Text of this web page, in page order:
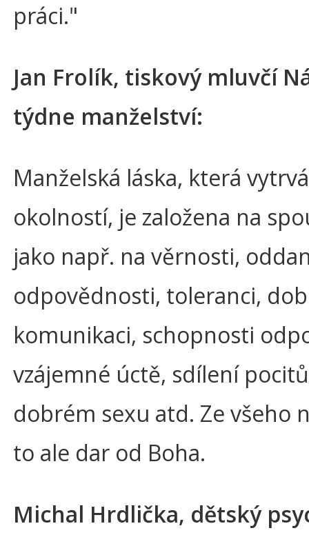
práci."
Jan Frolík, tiskový mluvčí
týdne manželství:
Manželská láska, která
okolností, je založena na
jako např. na věrnosti,
odpovědnosti, toleranci,
komunikaci, schopnosti
vzájemné úctě, sdílení
dobrém sexu atd. Ze všeho
to ale dar od Boha.
Michal Hrdlička, dětský